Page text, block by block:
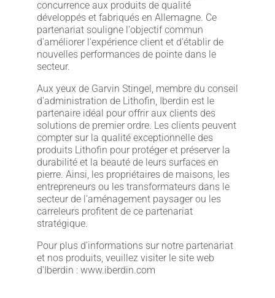
concurrence aux produits de qualité
développés et fabriqués en Allemagne. Ce
partenariat souligne l'objectif commun
d'améliorer l'expérience client et d'établir de
nouvelles performances de pointe dans le
secteur.
Aux yeux de Garvin Stingel, membre du conseil
d'administration de Lithofin, Iberdin est le
partenaire idéal pour offrir aux clients des
solutions de premier ordre. Les clients peuvent
compter sur la qualité exceptionnelle des
produits Lithofin pour protéger et préserver la
durabilité et la beauté de leurs surfaces en
pierre. Ainsi, les propriétaires de maisons, les
entrepreneurs ou les transformateurs dans le
secteur de l'aménagement paysager ou les
carreleurs profitent de ce partenariat
stratégique.
Pour plus d'informations sur notre partenariat
et nos produits, veuillez visiter le site web
d'Iberdin : www.iberdin.com